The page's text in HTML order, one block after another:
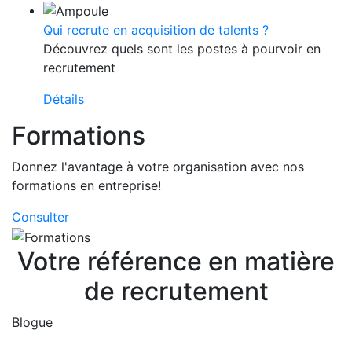
Qui recrute en acquisition de talents ?
Découvrez quels sont les postes à pourvoir en
recrutement
Détails
Formations
Donnez l'avantage à votre organisation avec nos
formations en entreprise!
Consulter
Votre référence en matière
de recrutement
Blogue